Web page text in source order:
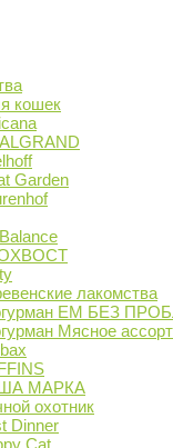
кошек
Garden
лакомства
ЕМ БЕЗ
Мясное
МАРКА
охотник
Dinner
Cat